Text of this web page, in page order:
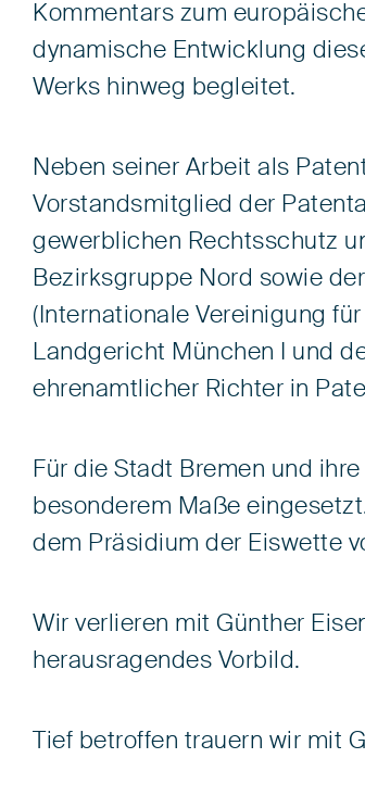
Kommentars zum
dynamische Entwicklung
Werks hinweg begleitet.
Neben seiner Arbeit als
Vorstandsmitglied der
gewerblichen Rechtsschutz
Bezirksgruppe Nord sowie
(Internationale Vereinigung
Landgericht München I und
ehrenamtlicher Richter in
Für die Stadt Bremen und
besonderem Maße
dem Präsidium der Eiswette
Wir verlieren mit Günther
herausragendes Vorbild.
Tief betroffen trauern wir mit